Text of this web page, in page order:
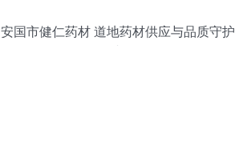
安国市健仁药材 道地药材供应与品质守护